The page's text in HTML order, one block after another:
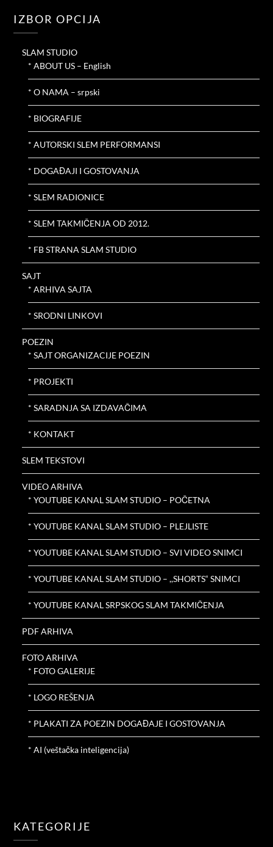
IZBOR OPCIJA
SLAM STUDIO
* ABOUT US – English
* O NAMA – srpski
* BIOGRAFIJE
* AUTORSKI SLEM PERFORMANSI
* DOGAĐAJI I GOSTOVANJA
* SLEM RADIONICE
* SLEM TAKMIČENJA OD 2012.
* FB STRANA SLAM STUDIO
SAJT
* ARHIVA SAJTA
* SRODNI LINKOVI
POEZIN
* SAJT ORGANIZACIJE POEZIN
* PROJEKTI
* SARADNJA SA IZDAVAČIMA
* KONTAKT
SLEM TEKSTOVI
VIDEO ARHIVA
* YOUTUBE KANAL SLAM STUDIO – POČETNA
* YOUTUBE KANAL SLAM STUDIO – PLEJLISTE
* YOUTUBE KANAL SLAM STUDIO – SVI VIDEO SNIMCI
* YOUTUBE KANAL SLAM STUDIO – ,,SHORTS“ SNIMCI
* YOUTUBE KANAL SRPSKOG SLAM TAKMIČENJA
PDF ARHIVA
FOTO ARHIVA
* FOTO GALERIJE
* LOGO REŠENJA
* PLAKATI ZA POEZIN DOGAĐAJE I GOSTOVANJA
* AI (veštačka inteligencija)
KATEGORIJE